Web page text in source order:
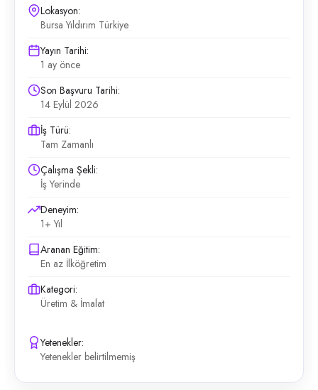
Lokasyon:
Bursa Yıldırım Türkiye
Yayın Tarihi:
1 ay önce
Son Başvuru Tarihi:
14 Eylül 2026
İş Türü:
Tam Zamanlı
Çalışma Şekli:
İş Yerinde
Deneyim:
1+ Yıl
Aranan Eğitim:
En az İlköğretim
Kategori:
Üretim & İmalat
Yetenekler:
Yetenekler belirtilmemiş